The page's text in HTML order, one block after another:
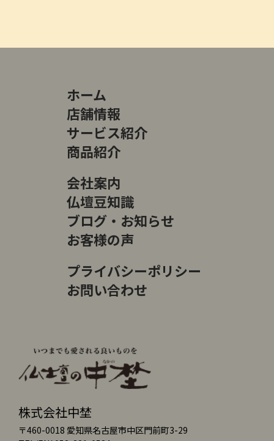
株式会社中埜
〒460-0018 愛知県名古屋市中区門前町3-29
ホーム
店舗情報
サービス紹介
商品紹介
会社案内
仏壇豆知識
ブログ・お知らせ
お客様の声
プライバシーポリシー
お問い合わせ